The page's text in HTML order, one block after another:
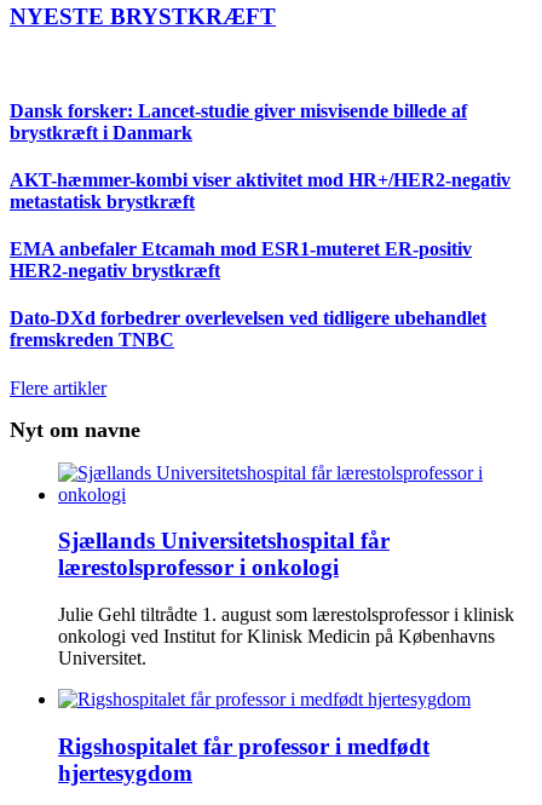
NYESTE BRYSTKRÆFT
Dansk forsker: Lancet-studie giver misvisende billede af
brystkræft i Danmark
AKT-hæmmer-kombi viser aktivitet mod HR+/HER2-negativ
metastatisk brystkræft
EMA anbefaler Etcamah mod ESR1-muteret ER-positiv
HER2-negativ brystkræft
Dato-DXd forbedrer overlevelsen ved tidligere ubehandlet
fremskreden TNBC
Flere artikler
Nyt om navne
Sjællands Universitetshospital får
lærestolsprofessor i onkologi
Julie Gehl tiltrådte 1. august som lærestolsprofessor i klinisk
onkologi ved Institut for Klinisk Medicin på Københavns
Universitet.
Rigshospitalet får professor i medfødt
hjertesygdom